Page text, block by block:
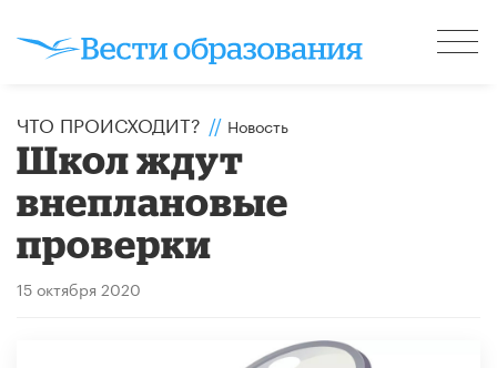
ЧТО ПРОИСХОДИТ? // Новость
Школ ждут
внеплановые
проверки
15 октября 2020